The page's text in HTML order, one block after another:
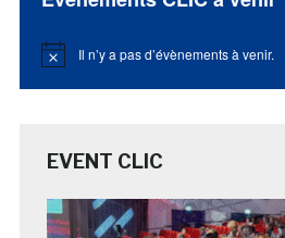
Notice Il n’y a pas d’évènements à venir.
EVENT CLIC